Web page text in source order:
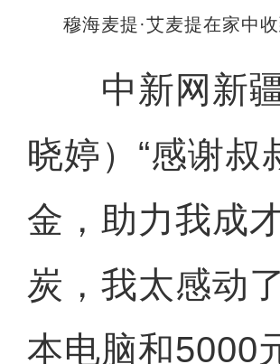
穆海麦提·艾麦提在家
中新网新疆
晓婷）“感谢
金，助力我成
炭，我太感动
本电脑和5000